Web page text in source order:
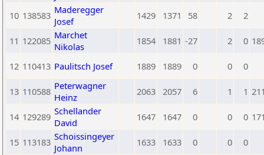
10 138583 Maderegger
Josef
1429 1371 58 2 2
11 122085 Marchet
Nikolas
1854 1881 -27 2 0
12 110413 Paulitsch Josef 1889 1889 0 0 0
13 110588 Peterwagner
Heinz
2063 2057 6 1 1
14 129289 Schellander
David
1647 1647 0 0 0
15 113183 Schoissingeyer
Johann
1633 1633 0 0 0